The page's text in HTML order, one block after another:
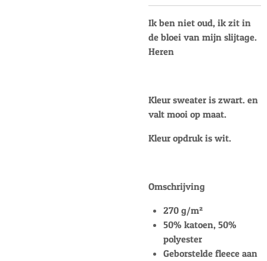
Ik ben niet oud, ik zit in
de bloei van mijn slijtage.
Heren
Kleur sweater is zwart. en
valt mooi op maat.
Kleur opdruk is wit.
Omschrijving
270 g/m²
50% katoen, 50%
polyester
Geborstelde fleece aan